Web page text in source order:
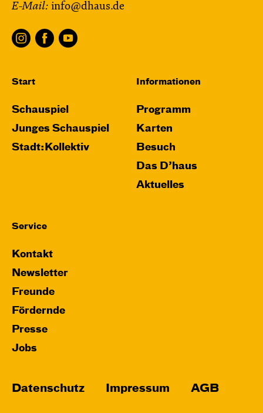
E-Mail: info@dhaus.de
Start
Schauspiel
Junges Schauspiel
Stadt:Kollektiv
Informationen
Programm
Karten
Besuch
Das D’haus
Aktuelles
Service
Kontakt
Newsletter
Freunde
Fördernde
Presse
Jobs
Datenschutz Impressum AGB